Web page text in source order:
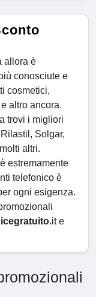
allora è
conosciute e
cosmetici,
altro ancora.
trovi i migliori
Solgar,
altri.
estremamente
telefonico è
ogni esigenza.
.it e